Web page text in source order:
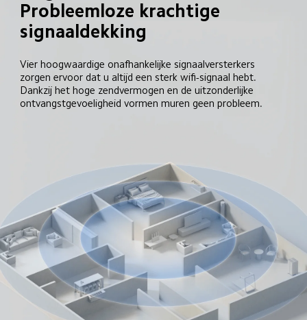
Probleemloze krachtige
signaaldekking
Vier hoogwaardige onafhankelijke signaalversterkers
zorgen ervoor dat u altijd een sterk wifi-signaal hebt.
Dankzij het hoge zendvermogen en de uitzonderlijke
ontvangstgevoeligheid vormen muren geen probleem.